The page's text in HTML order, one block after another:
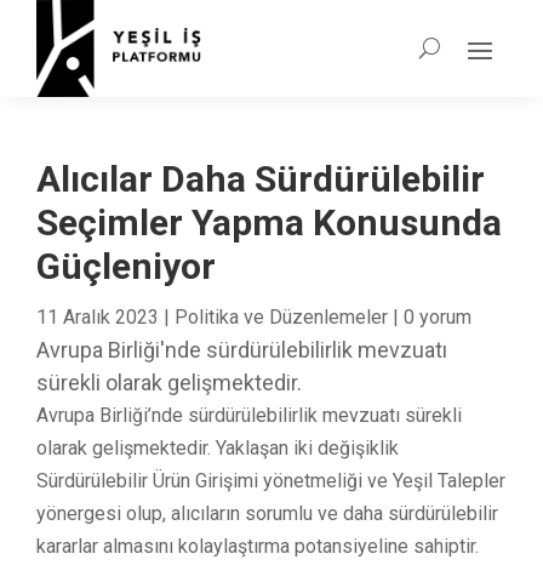
Alıcılar Daha Sürdürülebilir
Seçimler Yapma Konusunda
Güçleniyor
11 Aralık 2023 | Politika ve Düzenlemeler | 0 yorum
Avrupa Birliği'nde sürdürülebilirlik mevzuatı
sürekli olarak gelişmektedir.
Avrupa Birliği’nde sürdürülebilirlik mevzuatı sürekli
olarak gelişmektedir. Yaklaşan iki değişiklik
Sürdürülebilir Ürün Girişimi yönetmeliği ve Yeşil Talepler
yönergesi olup, alıcıların sorumlu ve daha sürdürülebilir
kararlar almasını kolaylaştırma potansiyeline sahiptir.